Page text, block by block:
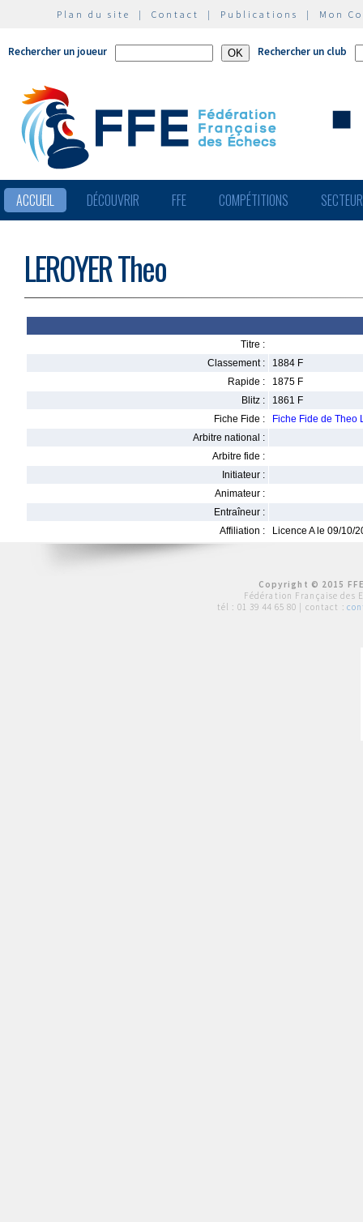
Plan du site | Contact | Publications | Mon
Rechercher un joueur Rechercher un club
ACCUEIL DÉCOUVRIR FFE COMPÉTITIONS
LEROYER Theo
Titre :
Classement :
1884 F
Rapide :
1875 F
Blitz :
1861 F
Fiche Fide :
Fiche Fide de Theo
Arbitre national :
Arbitre fide :
Initiateur :
Animateur :
Entraîneur :
Affiliation :
Licence A le 09/10/
Copyright © 2015
Fédération Française des
tél : 01 39 44 65 80 | contact :